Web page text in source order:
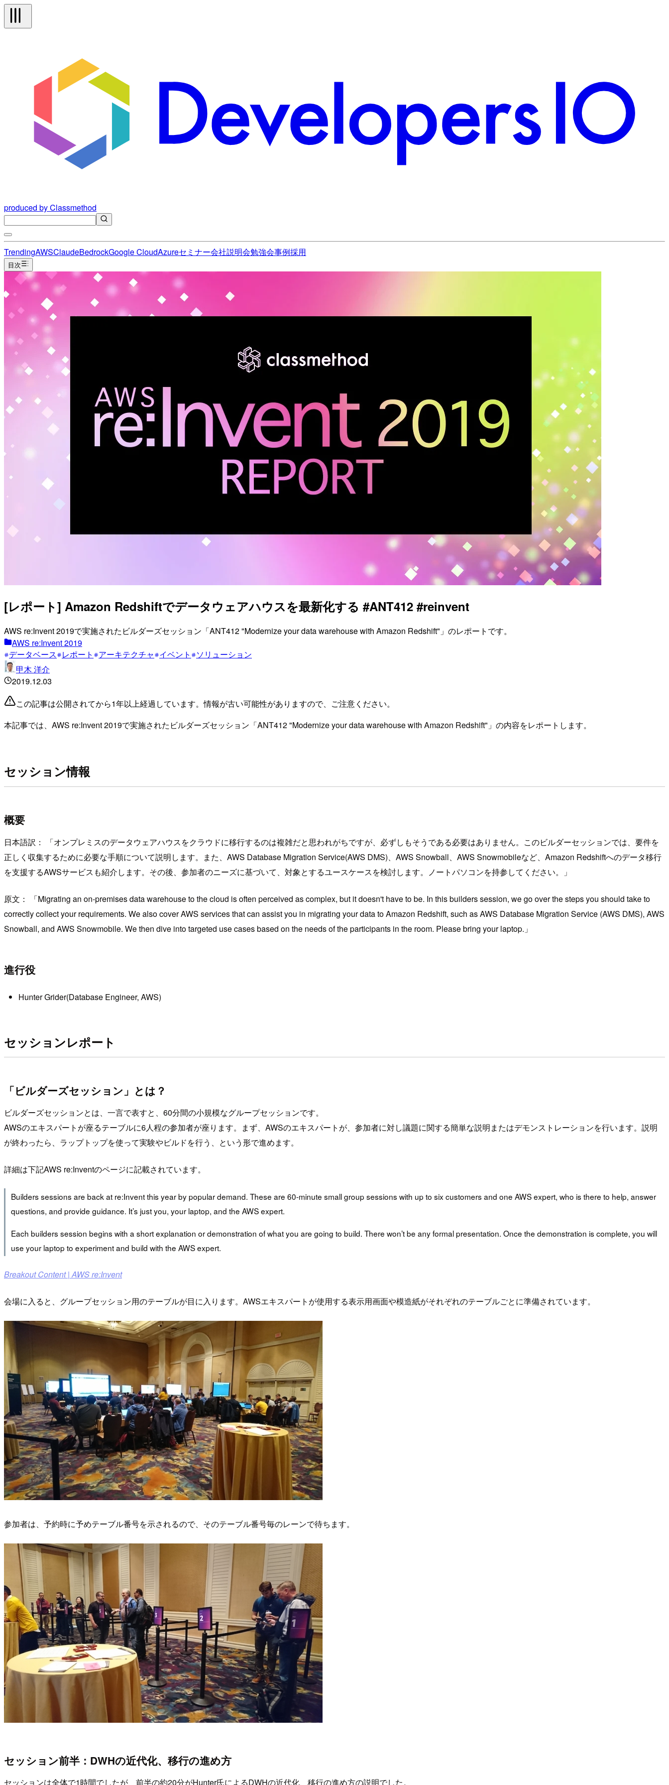
produced by Classmethod
TrendingAWSClaudeBedrockGoogle CloudAzureセミナー会社説明会勉強会事例採用
目次
[レポート] Amazon Redshiftでデータウェアハウスを最新化する #ANT412 #reinvent
AWS re:Invent 2019で実施されたビルダーズセッション「ANT412 "Modernize your data warehouse with Amazon Redshift"」のレポートです。
AWS re:Invent 2019
データベース
レポート アーキテクチャ イベント
ソリューション
甲木 洋介
2019.12.03
この記事は公開されてから1年以上経過しています。情報が古い可能性がありますので、ご注意ください。
本記事では、AWS re:Invent 2019で実施されたビルダーズセッション「ANT412 "Modernize your data warehouse with Amazon Redshift"」の内容をレポートします。
セッション情報
概要
日本語訳：
オンプレミスのデータウェアハウスをクラウドに移行するのは複雑だと思われがちですが、必ずしもそうである必要はありません。このビルダーセッションでは、要件を
正しく収集するために必要な手順について説明します。また、AWS Database Migration Service(AWS DMS)、AWS Snowball、AWS Snowmobileなど、Amazon Redshiftへのデータ移行
を支援するAWSサービスも紹介します。その後、参加者のニーズに基づいて、対象とするユースケースを検討します。ノートパソコンを持参してください。
原文：
Migrating an on-premises data warehouse to the cloud is often perceived as complex, but it doesn't have to be. In this builders session, we go over the steps you should take to
correctly collect your requirements. We also cover AWS services that can assist you in migrating your data to Amazon Redshift, such as AWS Database Migration Service (AWS DMS), AWS
Snowball, and AWS Snowmobile. We then dive into targeted use cases based on the needs of the participants in the room. Please bring your laptop.
進行役
Hunter Grider(Database Engineer, AWS)
セッションレポート
「ビルダーズセッション」とは？
ビルダーズセッションとは、一言で表すと、60分間の小規模なグループセッションです。
AWSのエキスパートが座るテーブルに6人程の参加者が座ります。まず、AWSのエキスパートが、参加者に対し議題に関する簡単な説明またはデモンストレーションを行います。説明
が終わったら、ラップトップを使って実験やビルドを行う、という形で進めます。
詳細は下記AWS re:Inventのページに記載されています。
Builders sessions are back at re:Invent this year by popular demand. These are 60-minute small group sessions with up to six customers and one AWS expert, who is there to help, answer
questions, and provide guidance. It’s just you, your laptop, and the AWS expert.
Each builders session begins with a short explanation or demonstration of what you are going to build. There won’t be any formal presentation. Once the demonstration is complete, you will
use your laptop to experiment and build with the AWS expert.
Breakout Content | AWS re:Invent
会場に入ると、グループセッション用のテーブルが目に入ります。AWSエキスパートが使用する表示用画面や模造紙がそれぞれのテーブルごとに準備されています。
参加者は、予約時に予めテーブル番号を示されるので、そのテーブル番号毎のレーンで待ちます。
セッション前半：DWHの近代化、移行の進め方
セッションは全体で1時間でしたが、前半の約20分がHunter氏によるDWHの近代化、移行の進め方の説明でした。